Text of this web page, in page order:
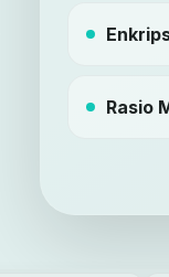
Rasio